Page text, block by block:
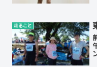
走ること